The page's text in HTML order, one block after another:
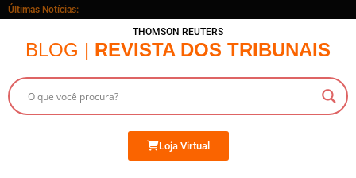
Últimas Notícias:
THOMSON REUTERS
BLOG | REVISTA DOS TRIBUNAIS
Loja Virtual